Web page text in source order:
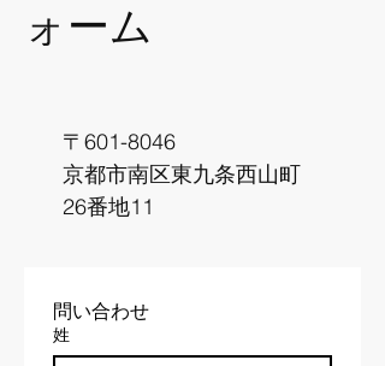
ォーム
〒601-8046
京都市南区東九条西山町
26番地11
問い合わせ
姓